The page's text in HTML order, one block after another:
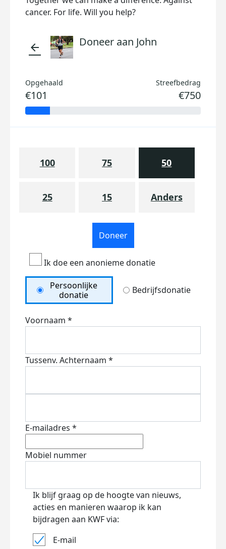
cancer. For life. Will you help?
arrow_back Doneer aan John
Opgehaald
€101
Streefbedrag
€750
100 75 50
25 15 Anders
Doneer
Ik doe een anonieme donatie
Persoonlijke
donatie
Bedrijfsdonatie
Voornaam *
Tussenv. Achternaam *
E-mailadres *
Mobiel nummer
Ik blijf graag op de hoogte van nieuws,
acties en manieren waarop ik kan
bijdragen aan KWF via:
E-mail